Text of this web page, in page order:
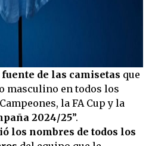
de las camisetas que
masculino en todos los
la FA Cup y la
2024/25”.
los nombres de todos los